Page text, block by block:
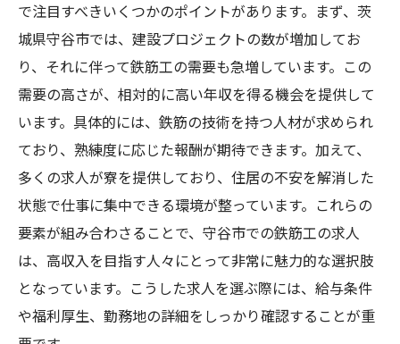
選ばれる理由：都市部への良好なアクセス
高収入を支える働きやすい環境
求人先企業の魅力的な条件
成長する地域での仕事の魅力
住まいの心配をしない寮付き求人
人材育成に力を入れる企業が多い
鉄筋工の需要急増！守谷市での年収と求人の現
状
需要が高まる背景とは
高収入の求人を探す方法
で注目すべきいくつかのポイントがあります。まず、茨
城県守谷市では、建設プロジェクトの数が増加してお
り、それに伴って鉄筋工の需要も急増しています。この
需要の高さが、相対的に高い年収を得る機会を提供して
います。具体的には、鉄筋の技術を持つ人材が求められ
ており、熟練度に応じた報酬が期待できます。加えて、
多くの求人が寮を提供しており、住居の不安を解消した
状態で仕事に集中できる環境が整っています。これらの
要素が組み合わさることで、守谷市での鉄筋工の求人
は、高収入を目指す人々にとって非常に魅力的な選択肢
となっています。こうした求人を選ぶ際には、給与条件
や福利厚生、勤務地の詳細をしっかり確認することが重